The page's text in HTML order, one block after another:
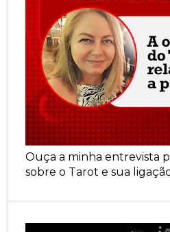
Ouça a minha entrevista
sobre o Tarot e sua